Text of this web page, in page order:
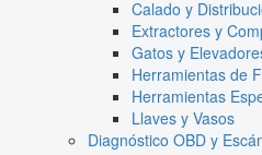
Calado y
Extractores y
Gatos y
Herramientas de
Herramientas
Llaves y Vasos
Diagnóstico OBD y